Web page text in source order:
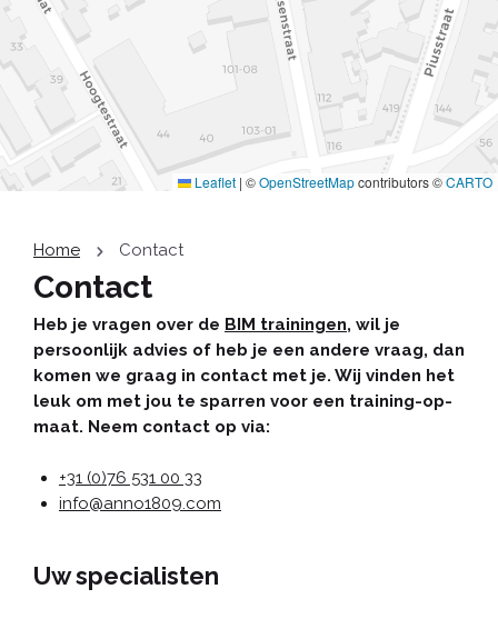
Leaflet | ©OpenStreetMapcontributors ©CARTO
Home Contact
Contact
Heb je vragen over de BIM trainingen, wil je
persoonlijk advies of heb je een andere vraag, dan
komen we graag in contact met je. Wij vinden het
leuk om met jou te sparren voor een training-op-
maat. Neem contact op via:
+31 (0)76 531 00 33
info@anno1809.com
Uw specialisten